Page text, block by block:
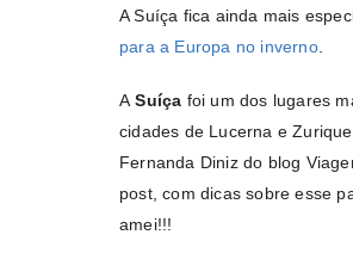
A Suíça fica ainda mais
para a Europa no inverno.
ASuíça foi um dos lugares
cidades de Lucerna e
Fernanda Diniz do blog
post, com dicas sobre esse
amei!!!